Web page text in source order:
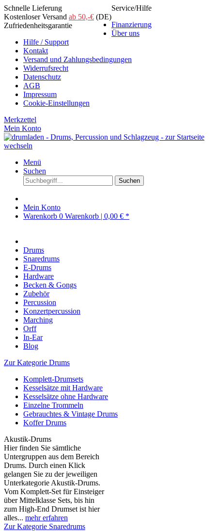
Schnelle Lieferung
Kostenloser Versand ab 50,-€ (DE)
Zufriedenheitsgarantie
Service/Hilfe
Finanzierung
Über uns
Hilfe / Support
Kontakt
Versand und Zahlungsbedingungen
Widerrufsrecht
Datenschutz
AGB
Impressum
Cookie-Einstellungen
Merkzettel
Mein Konto
Menü
Suchen
Suchen
Mein Konto
Warenkorb 0 Warenkorb | 0,00 € *
Drums
Snaredrums
E-Drums
Hardware
Becken & Gongs
Zubehör
Percussion
Konzertpercussion
Marching
Orff
In-Ear
Blog
Zur Kategorie Drums
Komplett-Drumsets
Kesselsätze mit Hardware
Kesselsätze ohne Hardware
Einzelne Trommeln
Gebrauchtes & Vintage Drums
Koffer Drums
Akustik-Drums
Hier finden Sie sämtliche
Untergruppen aus dem Bereich
Drums. Durch einen Klick
gelangen Sie zu der jeweiligen
Unterkategorie Akustik-Drums.
Vom Komplett-Set für Einsteiger
über Mittelklasse Sets, bis hin
zum High-End Drumset ist hier
alles... mehr erfahren
Zur Kategorie Snaredrums